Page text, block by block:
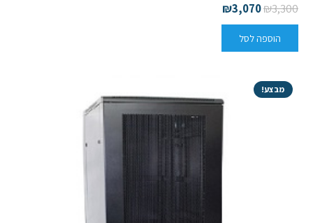
₪3,300
₪3,070
הוספה לסל
מבצע!